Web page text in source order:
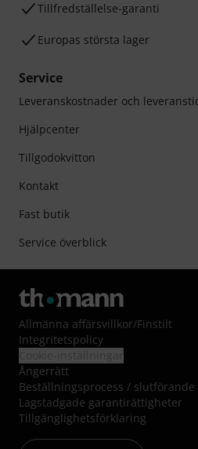
Tillfredställelse-garanti
Europas största lager
Service
Leveranskostnader och
Hjälpcenter
Tillgodokvitton
Kontakt
Fast butik
Service överblick
Allmänna affärsvillkor/Finstilt
Integritetspolicy
Ångerrätt
Beställningsprocess /
Lagstadgade garantirättigheter
Tillgänglighetsförklaring